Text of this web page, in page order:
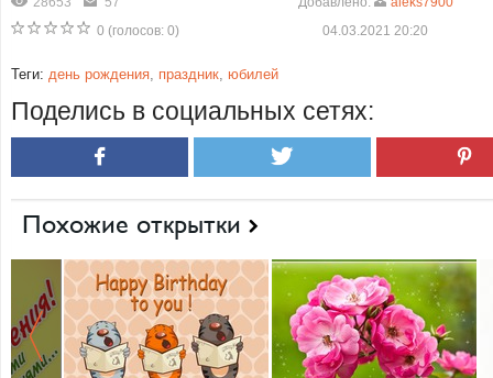
0 (голосов: 0)
04.03.2021 20:20
Теги: день рождения, праздник, юбилей
Поделись в социальных сетях:
Похожие открытки